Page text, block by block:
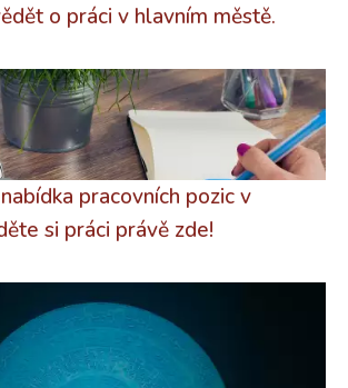
o práci v hlavním městě.
pracovních pozic v
si práci právě zde!